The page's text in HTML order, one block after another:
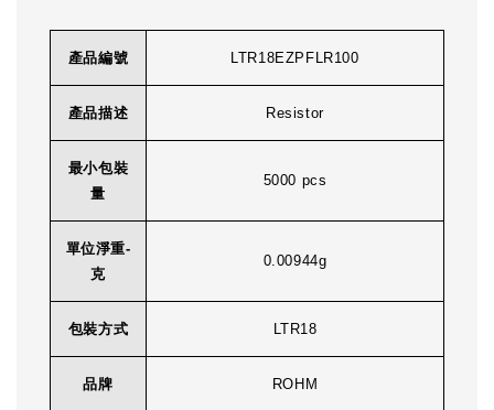
產品編號 LTR18EZPFLR100
產品描述 Resistor
最小包裝
量
5000 pcs
單位淨重-
克
0.00944g
包裝方式 LTR18
品牌 ROHM